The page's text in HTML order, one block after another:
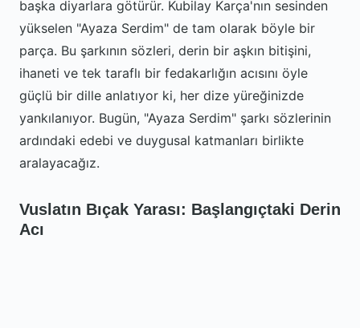
başka diyarlara götürür. Kubilay Karça'nın sesinden
yükselen "Ayaza Serdim" de tam olarak böyle bir
parça. Bu şarkının sözleri, derin bir aşkın bitişini,
ihaneti ve tek taraflı bir fedakarlığın acısını öyle
güçlü bir dille anlatıyor ki, her dize yüreğinizde
yankılanıyor. Bugün, "Ayaza Serdim" şarkı sözlerinin
ardındaki edebi ve duygusal katmanları birlikte
aralayacağız.
Vuslatın Bıçak Yarası: Başlangıçtaki Derin
Acı